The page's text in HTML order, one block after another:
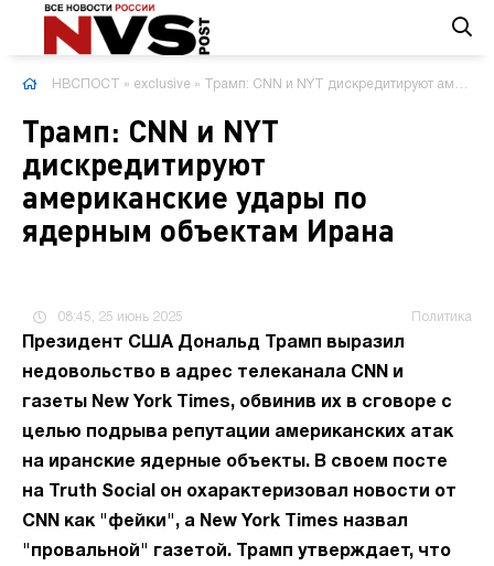
НВСПОСТ » exclusive » Трамп: CNN и NYT дискредитируют американские удары по ядерным объектам Ирана
Трамп: CNN и NYT
дискредитируют
американские удары по
ядерным объектам Ирана
08:45, 25 июнь 2025 Политика
Президент США Дональд Трамп выразил
недовольство в адрес телеканала CNN и
газеты New York Times, обвинив их в сговоре с
целью подрыва репутации американских атак
на иранские ядерные объекты. В своем посте
на Truth Social он охарактеризовал новости от
CNN как "фейки", а New York Times назвал
"провальной" газетой. Трамп утверждает, что